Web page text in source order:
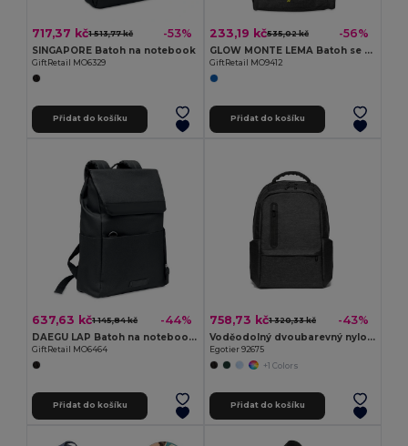
717,37 kč1 513,77 kč -53%
SINGAPORE Batoh na notebook
GiftRetail MO6329
Přidat do košíku
233,19 kč535,02 kč -56%
GLOW MONTE LEMA Batoh se světýlkem
GiftRetail MO9412
Přidat do košíku
637,63 kč1 145,84 kč -44%
DAEGU LAP Batoh na notebook z RPET
GiftRetail MO6464
Přidat do košíku
758,73 kč1 320,33 kč -43%
Voděodolný dvoubarevný nylonový batoh na 17'' notebook
Egotier 92675
+1 Colors
Přidat do košíku